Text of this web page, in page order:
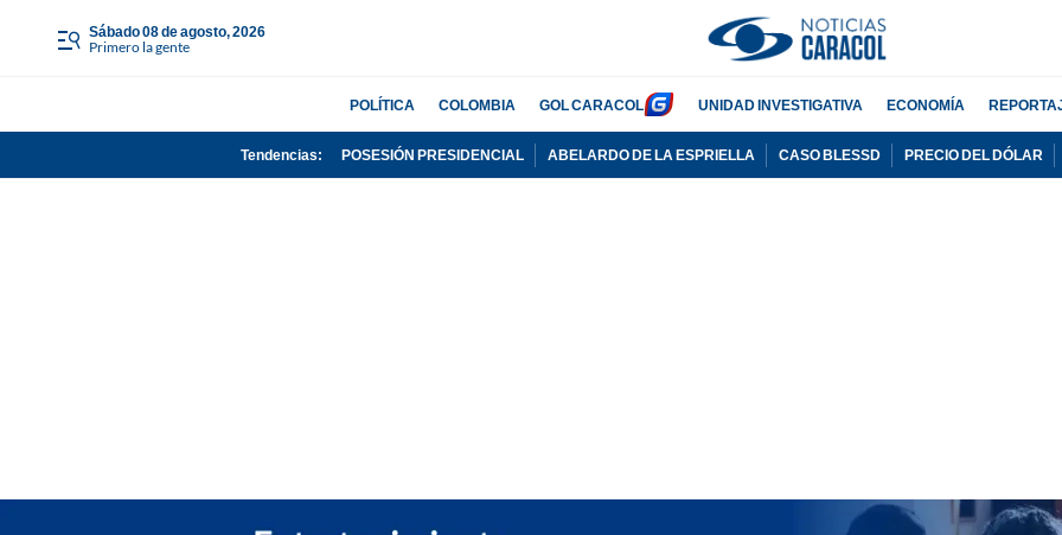
sábado 08 de agosto, 2026
Primero la gente
POLÍTICA COLOMBIA GOL CARACOL UNIDAD INVESTIGATIVA ECONOMÍA
Tendencias: POSESIÓN PRESIDENCIAL ABELARDO DE LA ESPRIELLA CASO BLESSD PRECIO DEL DÓLAR